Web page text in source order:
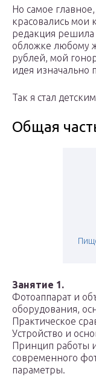
Но самое
красовались мои
редакция решила
обложке любому
рублей, мой
идея изначально
Так я стал
Общая
Занятие 1.
Фотоаппарат и
оборудования,
Практическое
Устройство и
Принцип работы
современного
параметры.